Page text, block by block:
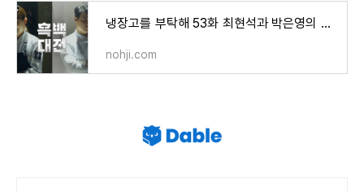
냉장고를 부탁해 53화 최현석과 박은영의 흑백 대전
nohji.com